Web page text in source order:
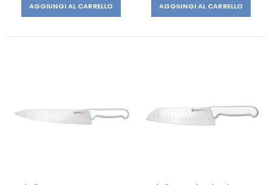
AGGIUNGI AL CARRELLO AGGIUNGI AL CARRELLO